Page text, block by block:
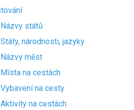
Názvy států
Státy, národnosti, jazyky
Názvy měst
Místa na cestách
Vybavení na cesty
Aktivity na cestách